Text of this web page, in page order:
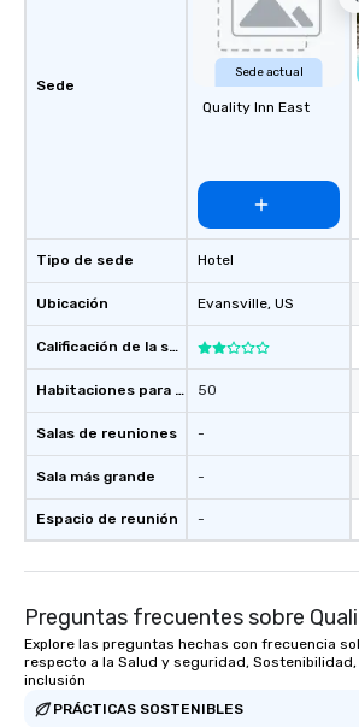
Sede
Tipo de sede
Ubicación
Calificación de la sede
Habitaciones para huéspedes
Salas de reuniones
Sala más grande
Espacio de reunión
Sede actual
Quality Inn East
Hotel
Evansville, US
50
-
-
-
Preguntas frecuentes sobre
Explore las preguntas hechas con frecuencia
respecto a la Salud y seguridad,
inclusión
PRÁCTICAS SOSTENIBLES